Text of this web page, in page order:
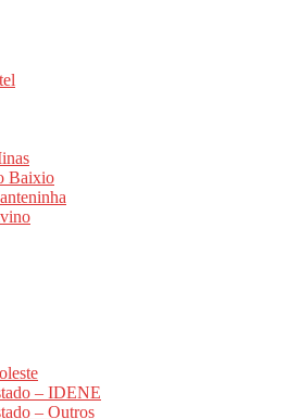
Baixio
– IDENE
– Outros